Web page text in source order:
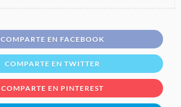
COMPARTE EN FACEBOOK
COMPARTE EN TWITTER
COMPARTE EN PINTEREST